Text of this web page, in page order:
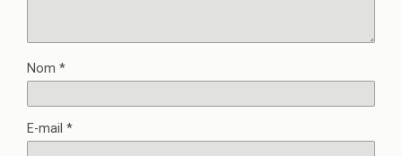
Nom *
E-mail *